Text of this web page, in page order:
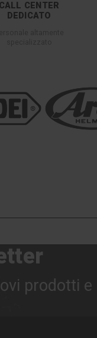
CALL CENTER
DEDICATO
prodotti e